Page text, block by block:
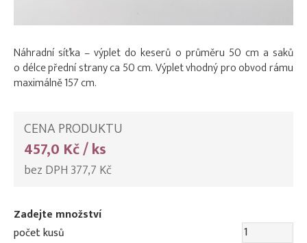
Náhradní síťka – výplet do keserů o průměru 50 cm a saků
o délce přední strany ca 50 cm. Výplet vhodný pro obvod rámu
maximálně 157 cm.
CENA PRODUKTU
457,0 Kč / ks
bez DPH 377,7 Kč
Zadejte množství
počet kusů